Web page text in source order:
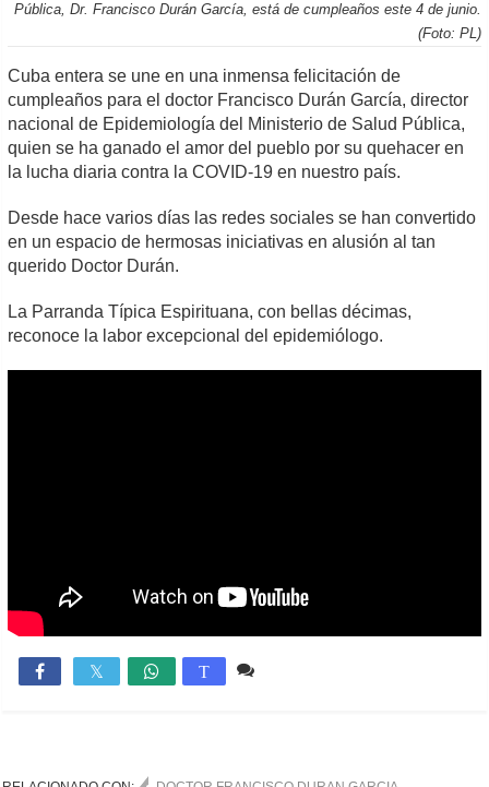
Pública, Dr. Francisco Durán García, está de cumpleaños este 4 de junio.
(Foto: PL)
Cuba entera se une en una inmensa felicitación de
cumpleaños para el doctor Francisco Durán García, director
nacional de Epidemiología del Ministerio de Salud Pública,
quien se ha ganado el amor del pueblo por su quehacer en
la lucha diaria contra la COVID-19 en nuestro país.
Desde hace varios días las redes sociales se han convertido
en un espacio de hermosas iniciativas en alusión al tan
querido Doctor Durán.
La Parranda Típica Espirituana, con bellas décimas,
reconoce la labor excepcional del epidemiólogo.
 T